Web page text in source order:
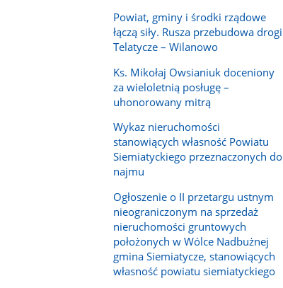
Powiat, gminy i środki rządowe
łączą siły. Rusza przebudowa drogi
Telatycze – Wilanowo
Ks. Mikołaj Owsianiuk doceniony
za wieloletnią posługę –
uhonorowany mitrą
Wykaz nieruchomości
stanowiących własność Powiatu
Siemiatyckiego przeznaczonych do
najmu
Ogłoszenie o II przetargu ustnym
nieograniczonym na sprzedaż
nieruchomości gruntowych
położonych w Wólce Nadbużnej
gmina Siemiatycze, stanowiących
własność powiatu siemiatyckiego